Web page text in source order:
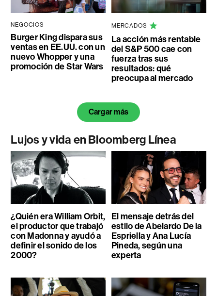
NEGOCIOS
Burger King dispara sus
ventas en EE.UU. con un
nuevo Whopper y una
promoción de Star Wars
MERCADOS
La acción más rentable
del S&P 500 cae con
fuerza tras sus
resultados: qué
preocupa al mercado
Cargar más
Lujos y vida en Bloomberg Línea
¿Quién era William Orbit,
el productor que trabajó
con Madonna y ayudó a
definir el sonido de los
2000?
El mensaje detrás del
estilo de Abelardo De la
Espriella y Ana Lucía
Pineda, según una
experta